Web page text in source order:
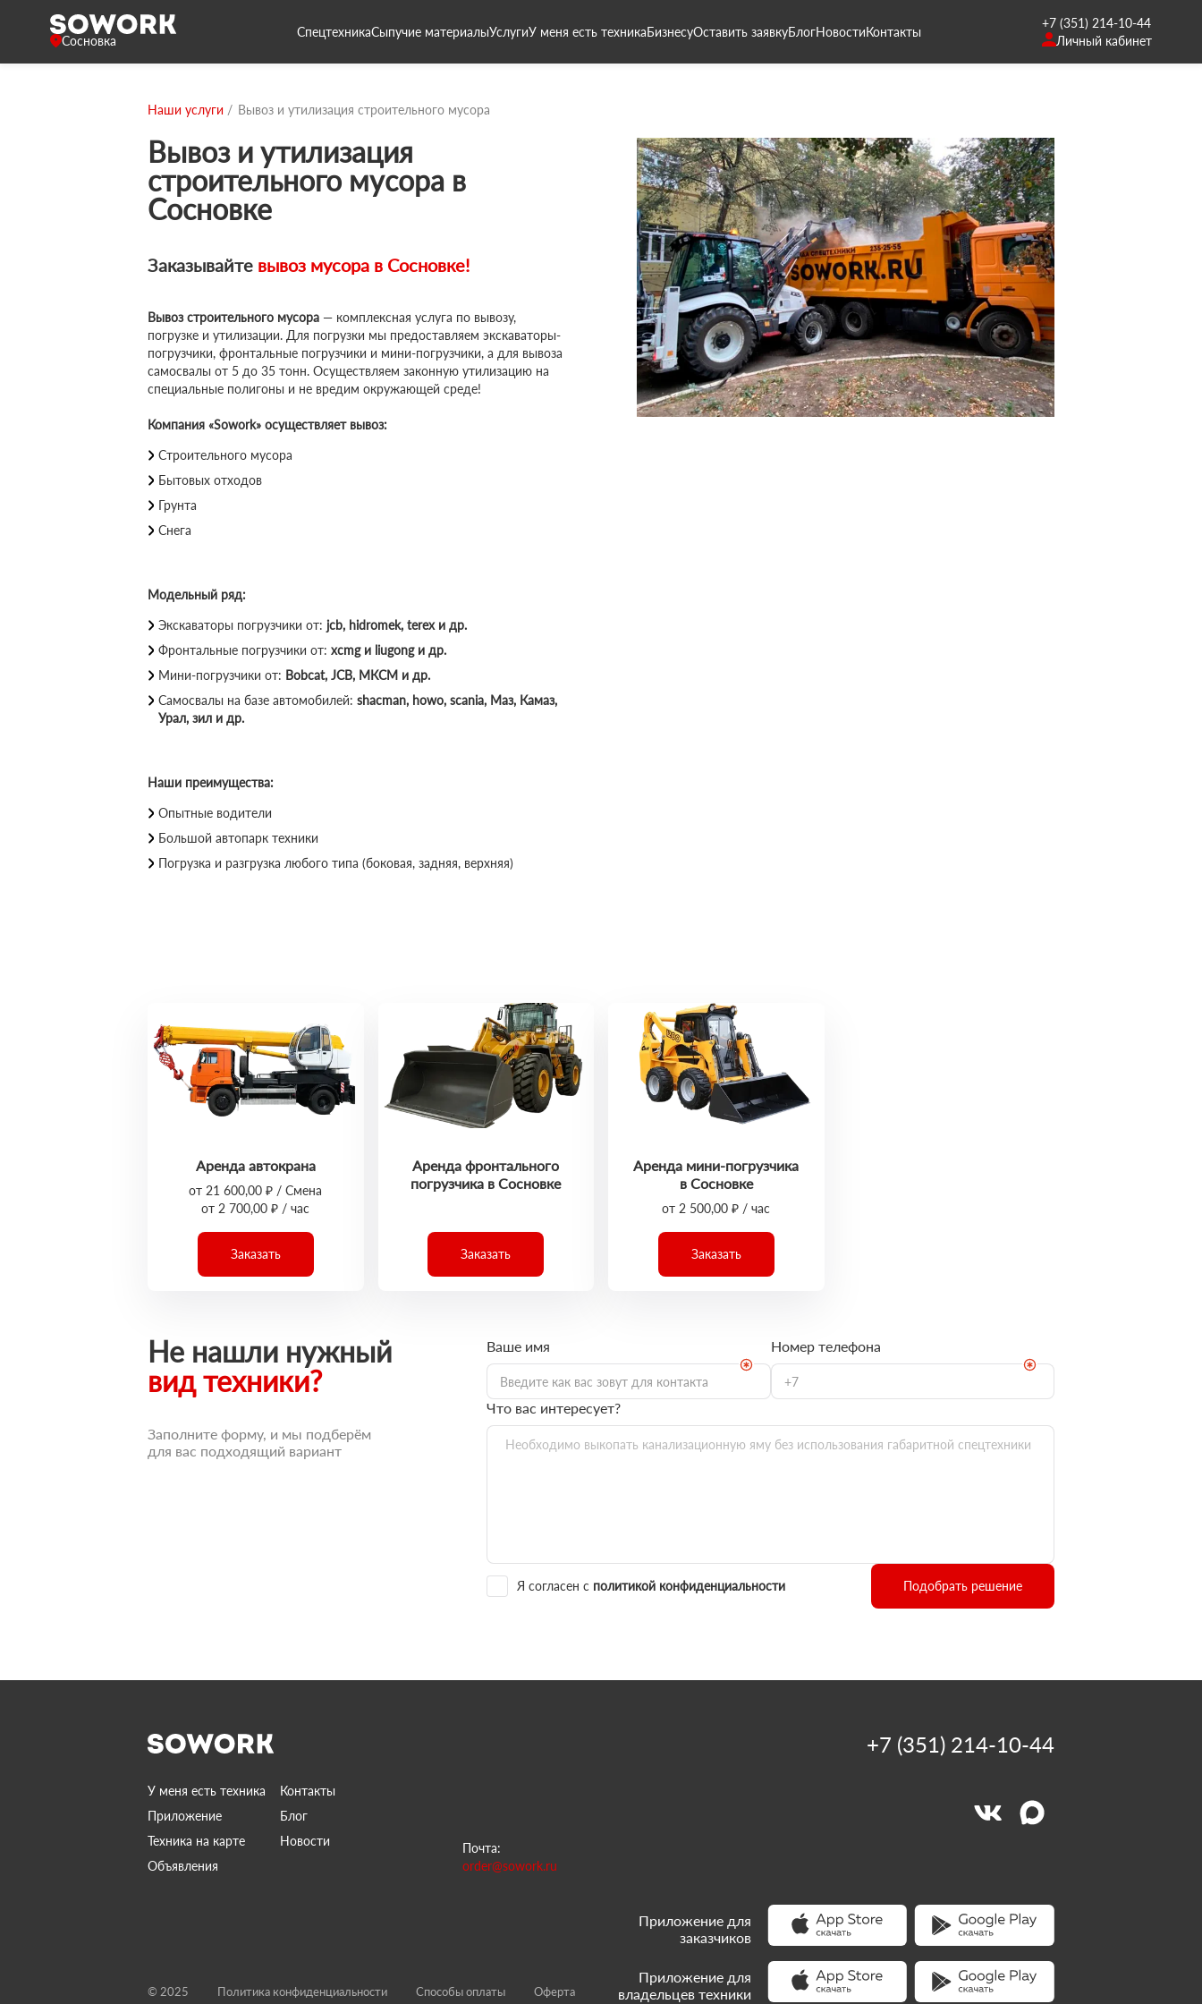
Сосновка
СпецтехникаСыпучие материалыУслугиУ меня есть техникаБизнесуОставить заявкуБлогНовостиКонтакты
+7 (351) 214-10-44
Личный кабинет
Наши услуги Вывоз и утилизация строительного мусора
Вывоз и утилизация
строительного мусора в
Сосновке
Заказывайте вывоз мусора в Сосновке!
Вывоз строительного мусора — комплексная услуга по вывозу,
погрузке и утилизации. Для погрузки мы предоставляем экскаваторы-
погрузчики, фронтальные погрузчики и мини-погрузчики, а для вывоза
самосвалы от 5 до 35 тонн. Осуществляем законную утилизацию на
специальные полигоны и не вредим окружающей среде!
Компания «Sowork» осуществляет вывоз:
Строительного мусора
Бытовых отходов
Грунта
Снега
Модельный ряд:
Экскаваторы погрузчики от: jcb, hidromek, terex и др.
Фронтальные погрузчики от: xcmg и liugong и др.
Мини-погрузчики от: Bobcat, JCB, МКСМ и др.
Самосвалы на базе автомобилей: shacman, howo, scania, Маз, Камаз,
Урал, зил и др.
Наши преимущества:
Опытные водители
Большой автопарк техники
Погрузка и разгрузка любого типа (боковая, задняя, верхняя)
Аренда автокрана
от 21 600,00 ₽ / Смена
от 2 700,00 ₽ / час
Заказать
Аренда фронтального
погрузчика в Сосновке
Заказать
Аренда мини-погрузчика
в Сосновке
от 2 500,00 ₽ / час
Заказать
Не нашли нужный
вид техники?
Заполните форму, и мы подберём
для вас подходящий вариант
Ваше имя Номер телефона
Что вас интересует?
Я согласен с политикой конфиденциальности Подобрать решение
У меня есть техника
Контакты
Приложение
Блог
Техника на карте
Новости
Объявления
Почта:
order@sowork.ru
+7 (351) 214-10-44
© 2025 Политика конфиденциальности Способы оплаты Оферта
Приложение для
заказчиков
Приложение для
владельцев техники